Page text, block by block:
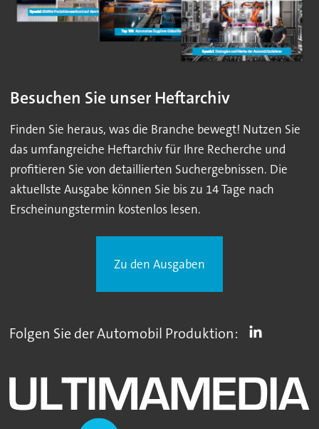
Besuchen Sie unser Heftarchiv
Finden Sie heraus, was die Branche bewegt! Nutzen Sie
das umfangreiche Heftarchiv für Ihre Recherche und
profitieren Sie von detaillierten Suchergebnissen. Die
aktuellste Ausgabe können Sie bis zu 14 Tage nach
Erscheinungstermin kostenlos lesen.
Zu den Ausgaben
Folgen Sie der Automobil Produktion: